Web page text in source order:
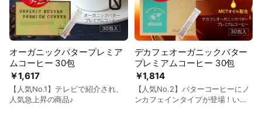
￥1,617
オーガニックバタープレミア
ムコーヒー 30包
【人気No.1】テレビで紹介され、
人気急上昇の商品♪
￥1,814
デカフェオーガニックバター
プレミアムコーヒー 30包
【人気No.2】バターコーヒーにノ
ンカフェインタイプが登場！いつ